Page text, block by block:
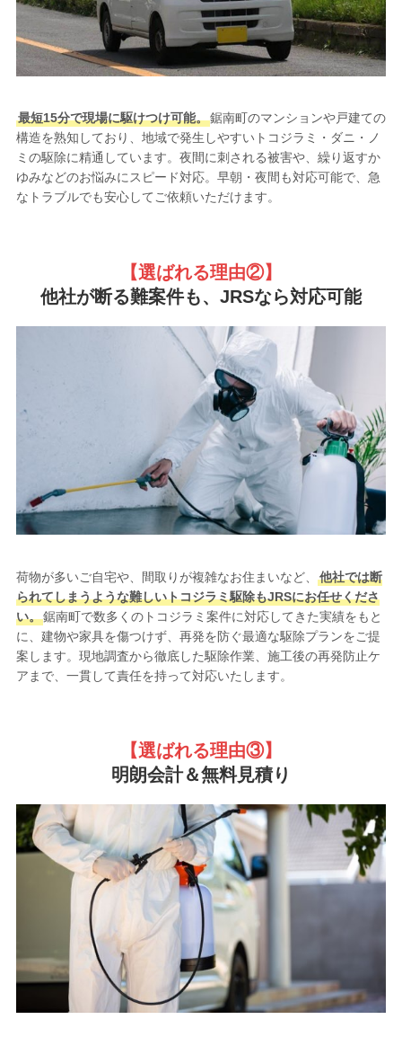
最短15分で現場に駆けつけ可能。鋸南町のマンションや戸建ての
構造を熟知しており、地域で発生しやすいトコジラミ・ダニ・ノ
ミの駆除に精通しています。夜間に刺される被害や、繰り返すか
ゆみなどのお悩みにスピード対応。早朝・夜間も対応可能で、急
なトラブルでも安心してご依頼いただけます。
【選ばれる理由②】
他社が断る難案件も、JRSなら対応可能
荷物が多いご自宅や、間取りが複雑なお住まいなど、
他社では断
られてしまうような難しいトコジラミ駆除もJRSにお任せくださ
い。鋸南町で数多くのトコジラミ案件に対応してきた実績をもと
に、建物や家具を傷つけず、再発を防ぐ最適な駆除プランをご提
案します。現地調査から徹底した駆除作業、施工後の再発防止ケ
アまで、一貫して責任を持って対応いたします。
【選ばれる理由③】
明朗会計＆無料見積り